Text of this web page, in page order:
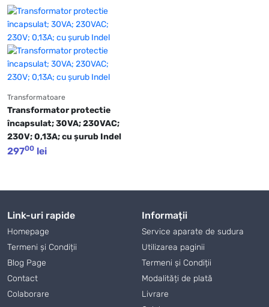
Transformatoare
Transformator protectie
încapsulat; 30VA; 230VAC;
230V; 0,13A; cu şurub Indel
29700 lei
Link-uri rapide
Homepage
Termeni și Condiții
Blog Page
Contact
Colaborare
Informații
Service aparate de sudura
Utilizarea paginii
Termeni și Condiții
Modalități de plată
Livrare